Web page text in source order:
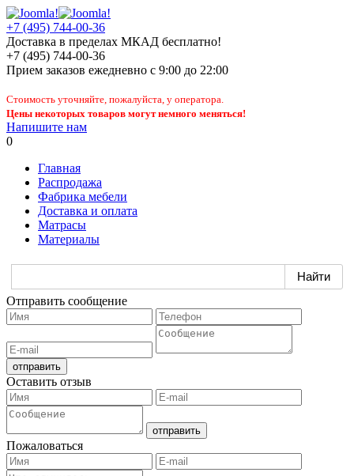
+7 (495) 744-00-36
Доставка в пределах МКАД бесплатно!
+7 (495) 744-00-36
Прием заказов ежедневно с 9:00 до 22:00
Стоимость уточняйте, пожалуйста, у оператора.
Цены некоторых товаров могут немного меняться!
Напишите нам
0
Главная
Распродажа
Фабрика мебели
Доставка и оплата
Матрасы
Материалы
Отправить сообщение
Оставить отзыв
Пожаловаться